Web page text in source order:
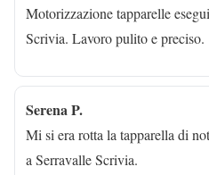
Motorizzazione tapparelle
Scrivia. Lavoro pulito e preciso.
Serena P.
Mi si era rotta la tapparella di
a Serravalle Scrivia.